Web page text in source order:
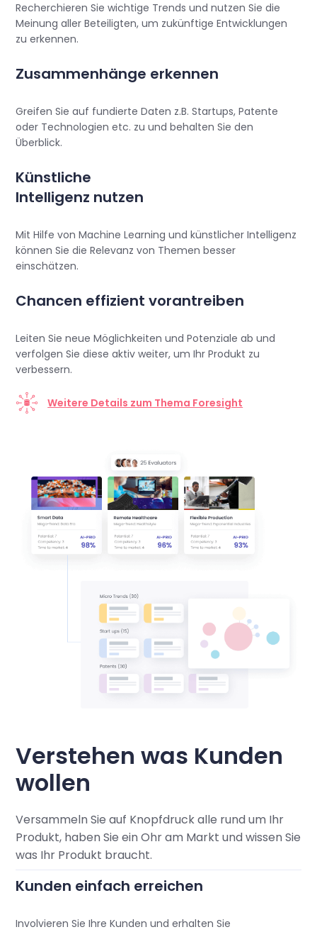
Recherchieren Sie wichtige Trends und nutzen Sie die
Meinung aller Beteiligten, um zukünftige Entwicklungen
zu erkennen.
Zusammenhänge erkennen
Greifen Sie auf fundierte Daten z.B. Startups, Patente
oder Technologien etc. zu und behalten Sie den
Überblick.
Künstliche
Intelligenz nutzen
Mit Hilfe von Machine Learning und künstlicher Intelligenz
können Sie die Relevanz von Themen besser
einschätzen.
Chancen effizient vorantreiben
Leiten Sie neue Möglichkeiten und Potenziale ab und
verfolgen Sie diese aktiv weiter, um Ihr Produkt zu
verbessern.
Weitere Details zum Thema Foresight
Verstehen was Kunden
wollen
Versammeln Sie auf Knopfdruck alle rund um Ihr
Produkt, haben Sie ein Ohr am Markt und wissen Sie
was Ihr Produkt braucht.
Kunden einfach erreichen
Involvieren Sie Ihre Kunden und erhalten Sie